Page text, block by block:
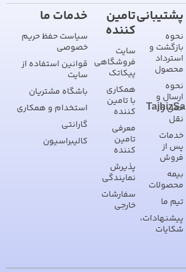
تامین
کننده
سایت
فروشگاهی
پیکاتک
همکاری
با تامین
کننده
تامین
کننده
نمایندگی
خارجی
خدمات ما
سیاست حفظ حریم
خصوصی
قوانین استفاده از
سایت
باشگاه مشتریان
استخدام و همکاری
گارانتی
کالیبراسیون